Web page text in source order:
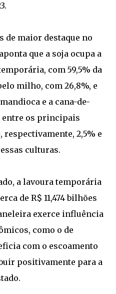
de maior destaque no
que a soja ocupa a
com 59,5% da
milho, com 26,8%, e
e a cana-de-
entre os principais
2,5% e
culturas.
a lavoura temporária
de R$ 11,474 bilhões
exerce influência
como o de
com o escoamento
positivamente para a